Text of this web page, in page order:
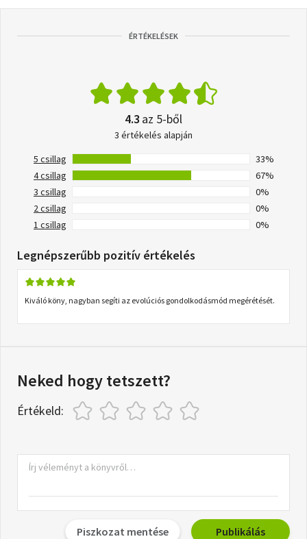
ÉRTÉKELÉSEK
4.3 az 5-ből
3 értékelés alapján
5 csillag
33%
4 csillag
67%
3 csillag
0%
2 csillag
0%
1 csillag
0%
Legnépszerűbb pozitív értékelés
Kiváló köny, nagyban segíti az evolúciós gondolkodásmód megérétését.
Neked hogy tetszett?
Értékeld:
Piszkozat mentése Publikálás